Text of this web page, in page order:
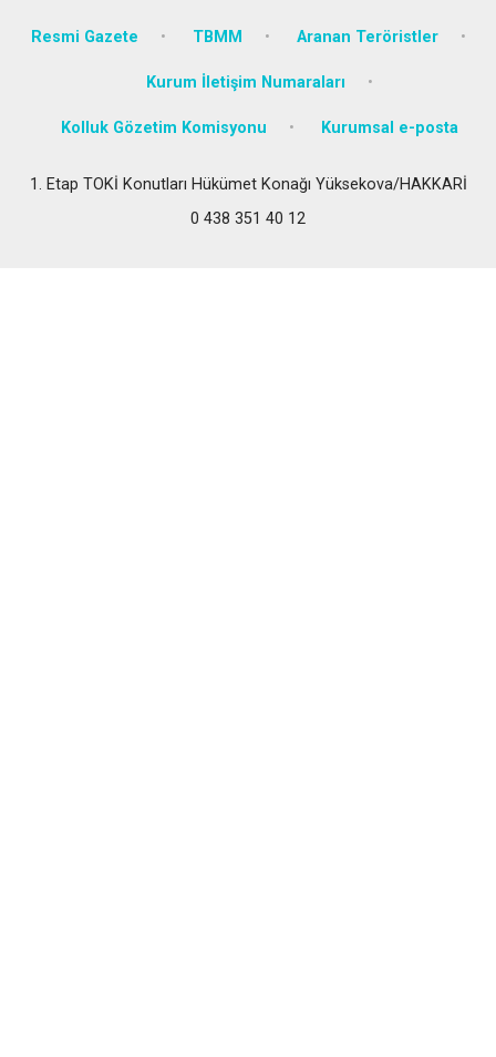
Resmi Gazete TBMM Aranan Teröristler
Kurum İletişim Numaraları
Kolluk Gözetim Komisyonu Kurumsal e-posta
1. Etap TOKİ Konutları Hükümet Konağı Yüksekova/HAKKARİ
0 438 351 40 12